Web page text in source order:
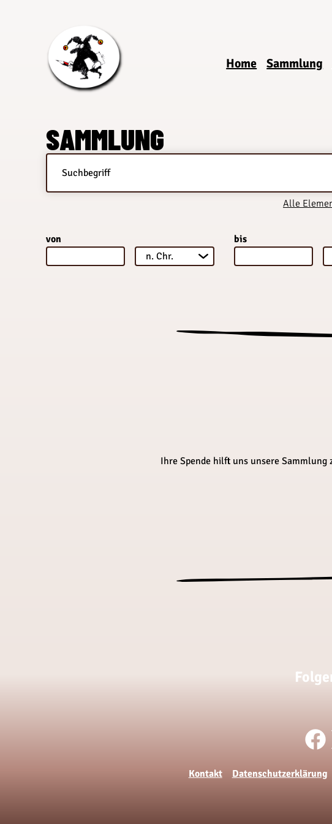
Home Sammlung
SAMMLUNG
Alle
von bis
Ihre Spende hilft uns unsere
Kontakt Datenschutzerklärung